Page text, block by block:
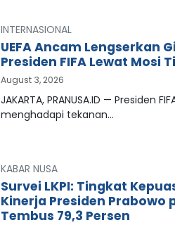
INTERNASIONAL
UEFA Ancam Lengserkan
Presiden FIFA Lewat Mosi
August 3, 2026
JAKARTA, PRANUSA.ID — Presiden
menghadapi tekanan…
KABAR NUSA
Survei LKPI: Tingkat
Kinerja Presiden Prabowo
Tembus 79,3 Persen